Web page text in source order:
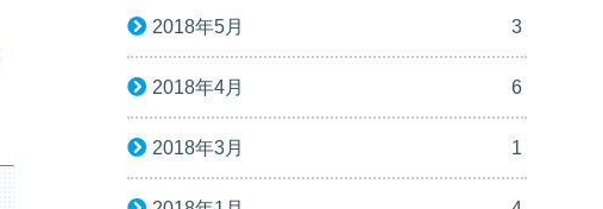
2018年5月 3
2018年4月 6
2018年3月 1